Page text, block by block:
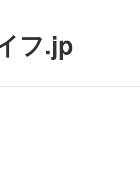
フ.jp